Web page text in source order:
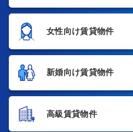
女性向け賃貸物件
新婚向け賃貸物件
高級賃貸物件